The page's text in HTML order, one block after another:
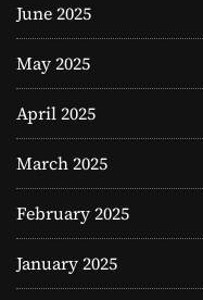
June 2025
May 2025
April 2025
March 2025
February 2025
January 2025